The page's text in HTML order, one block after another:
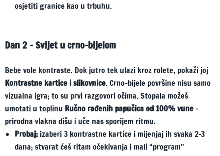
osjetiti granice kao u trbuhu.
Dan 2 – Svijet u crno-bijelom
Bebe vole kontraste. Dok jutro tek ulazi kroz rolete, pokaži joj
Kontrastne kartice i slikovnice. Crno-bijele površine nisu samo
vizualna igra; to su prvi razgovori očima. Stopala možeš
umotati u toplinu Ručno rađenih papučica od 100% vune–
prirodna vlakna dišu i uče nas sporijem ritmu.
Probaj: izaberi 3 kontrastne kartice i mijenjaj ih svaka 2-3
dana; stvarat ćeš ritam očekivanja i mali “program”